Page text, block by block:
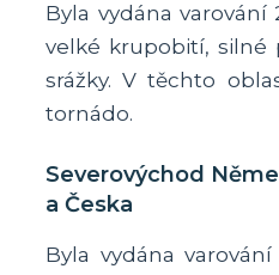
Byla vydána varování
velké krupobití, silné
srážky. V těchto
tornádo.
Severovýchod
a Česka
Byla vydána